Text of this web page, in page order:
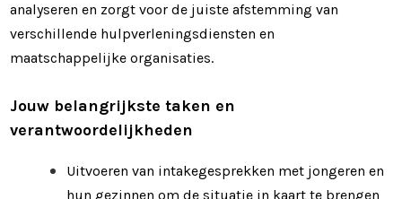
analyseren en zorgt voor de juiste afstemming van
verschillende hulpverleningsdiensten en
maatschappelijke organisaties.
Jouw belangrijkste taken en
verantwoordelijkheden
Uitvoeren van intakegesprekken met jongeren en
hun gezinnen om de situatie in kaart te brengen